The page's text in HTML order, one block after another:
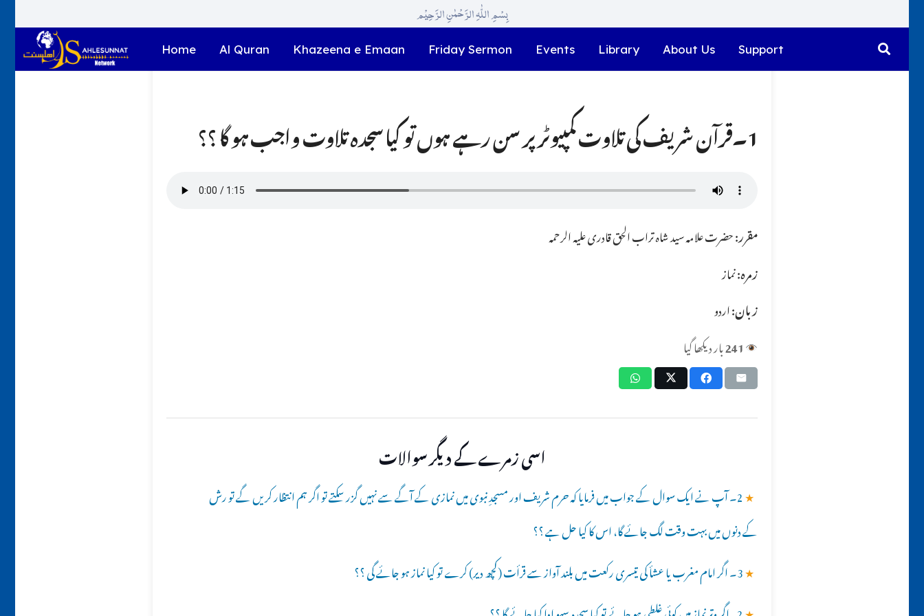
بِسْمِ اللّٰہِ الرَّحْمٰنِ الرَّحِیْم
Home Al Quran Khazeena e Emaan Friday Sermon Events Library About Us Support
1۔قرآن شریف کی تلاوت کمپیوٹر پر سن رہے ہوں تو کیا سجدہ تلاوت واجب ہو گا ؟؟
مقرر:حضرت علامہ سید شاہ تراب الحق قادری علیہ الرحمہ
زمرہ:نماز
زبان:اردو
241بار دیکھا گیا
اسی زمرے کے دیگر سوالات
★ 2۔ آپ نے ایک سوال کے جواب میں فرمایا کہ حرم شریف اور مسجدِ نبوی میں نمازی کے آگے سے نہیں گزر سکتے تو اگر ہم انتظار کریں گے تو رش
کے دنوں میں بہت وقت لگ جائے گا، اس کا کیا حل ہے ؟؟
★3۔ اگر امام مغرب یا عشأ کی تیسری رکعت میں بلند آواز سے قرأت (کچھ دیر) کرے تو کیا نماز ہو جائے گی ؟؟